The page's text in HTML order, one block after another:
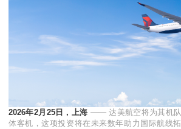
2026年2月 25日，上海 —— 达美航空将为其机
体客机，这项投资将在未来数年助力国际航线